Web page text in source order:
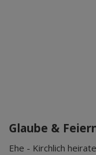
Glaube &
Ehe - Kirchlich